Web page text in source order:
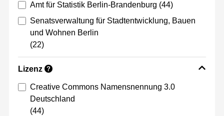
Amt für Statistik Berlin-Brandenburg (44)
Senatsverwaltung für Stadtentwicklung, Bauen
und Wohnen Berlin
(22)
Lizenz ?
Creative Commons Namensnennung 3.0
Deutschland
(44)